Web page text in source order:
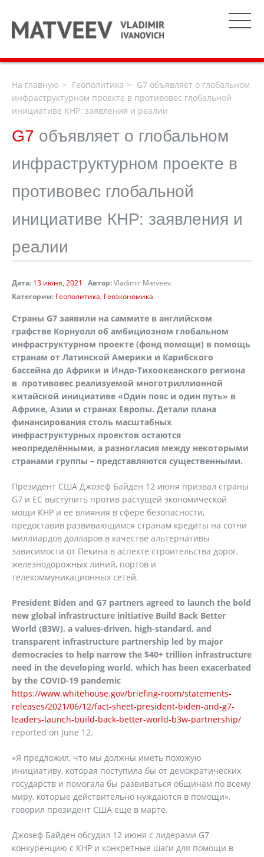
На главную Геополитика
G7 объявляет о глобальном
инфраструктурном проекте в противовес глобальной
инициативе КНР: заявления и реалии
G7 объявляет о глобальном
инфраструктурном проекте в
противовес глобальной
инициативе КНР: заявления и
реалии
Дата: 13 июня, 2021 Автор:Vladimir Matveev
Категории: Геополитика Геоэкономика
Страны G7 заявили на саммите в английском
графстве Корнуолл об амбициозном глобальном
инфраструктурном проекте (фонд помощи) в помощь
странам от Латинской Америки и Карибского
бассейна до Африки и Индо-Тихоокеанского региона
в противовес реализуемой многотриллионной
китайской инициативе «Один пояс и один путь» в
Африке, Азии и странах Европы. Детали плана
финансирования столь масштабных
инфраструктурных проектов остаются
неопределёнными, а разногласия между некоторыми
странами группы – представляются существенными.
Президент США Джозеф Байден 12 июня призвал страны
G7 и ЕС выступить против растущей экономической
мощи КНР и ее влияния в сфере безопасности,
предоставив развивающимся странам кредиты на сотни
миллиардов долларов в качестве альтернативы
зависимости от Пекина в аспекте строительства дорог,
железнодорожных линий, портов и
телекоммуникационных сетей.
President Biden and G7 partners agreed to launch the bold
new global infrastructure initiative Build Back Better
World (B3W), a values-driven, high-standard, and
transparent infrastructure partnership led by major
democracies to help narrow the $40+ trillion infrastructure
need in the developing world, which has been exacerbated
by the COVID-19 pandemic
https://www.whitehouse.gov/briefing-room/statements-
releases/2021/06/12/fact-sheet-president-biden-and-g7-
leaders-launch-build-back-better-world-b3w-partnership/
reported on June 12.
«Я предложил, что мы должны иметь похожую
инициативу, которая поступила бы от демократических
государств и помогала бы развиваться общинам по всему
миру, которые действительно нуждаются в помощи»,
говорил президент США еще в марте.
Джозеф Байден обсудил 12 июня с лидерами G7
конкуренцию с КНР и конкретные шаги для помощи в